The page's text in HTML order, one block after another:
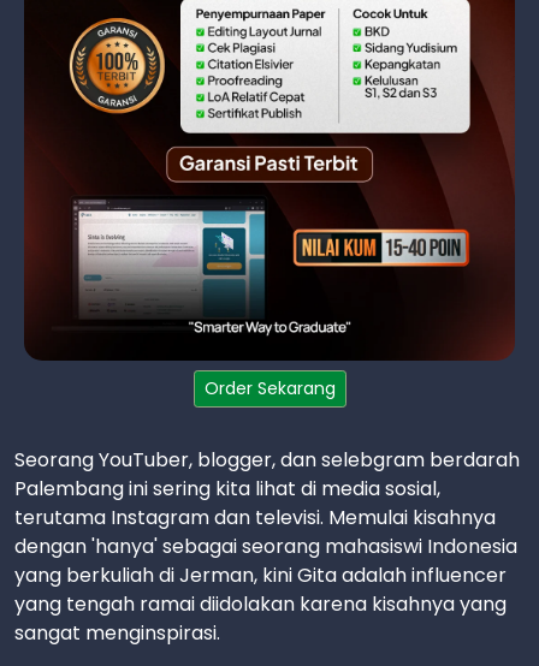
Order Sekarang
Seorang YouTuber, blogger, dan selebgram berdarah
Palembang ini sering kita lihat di media sosial,
terutama Instagram dan televisi. Memulai kisahnya
dengan 'hanya' sebagai seorang mahasiswi Indonesia
yang berkuliah di Jerman, kini Gita adalah influencer
yang tengah ramai diidolakan karena kisahnya yang
sangat menginspirasi.